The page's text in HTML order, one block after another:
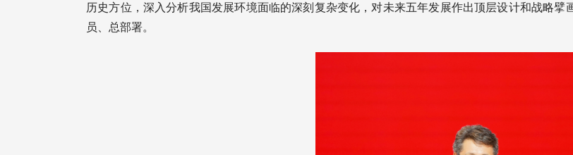
历史方位，深入分析我国发展环境面临的深刻复杂变化，对未来五年发展作出顶层设计和战略
员、总部署。